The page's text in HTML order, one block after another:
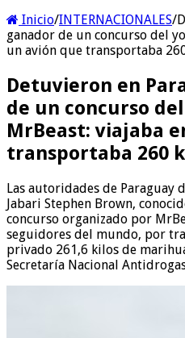
Inicio/INTERNACIONALES/
ganador de un concurso del
un avión que transportaba
Detuvieron en
de un concurso
MrBeast: viajaba
transportaba 260
Las autoridades de Paraguay
Jabari Stephen Brown,
concurso organizado por
seguidores del mundo, por
privado 261,6 kilos de
Secretaría Nacional